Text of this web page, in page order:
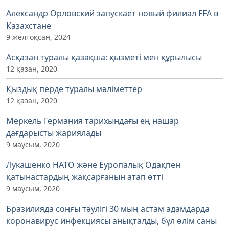
Александр Орловский запускает новый филиал FFA в
Казахстане
9 желтоқсан, 2024
Асқазан туралы қазақша: қызметі мен құрылысы
12 қазан, 2020
Қыздық перде туралы мәліметтер
12 қазан, 2020
Меркель Германия тарихындағы ең нашар
дағдарысты жариялады
9 маусым, 2020
Лукашенко НАТО және Еуропалық Одақпен
қатынастардың жақсарғанын атап өтті
9 маусым, 2020
Бразилияда соңғы тәулігі 30 мың астам адамдарда
коронавирус инфекциясы анықталды, бұл өлім саны